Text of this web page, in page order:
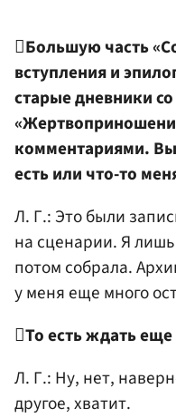
Большую часть
вступления и
старые дневники
комментариями.
есть или что-то
Л. Г.: Это были
на сценарии. Я
потом собрала.
у меня еще много
То есть ждать
Л. Г.: Ну, нет,
другое, хватит.